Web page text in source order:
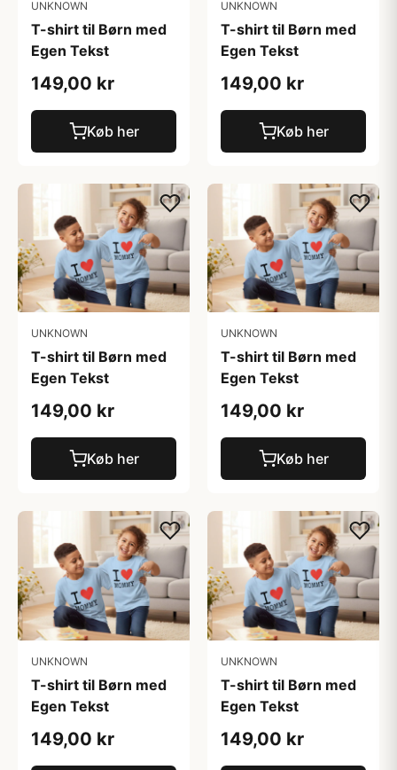
UNKNOWN
T-shirt til Børn med
Egen Tekst
149,00 kr
Køb her
UNKNOWN
T-shirt til Børn med
Egen Tekst
149,00 kr
Køb her
UNKNOWN
T-shirt til Børn med
Egen Tekst
149,00 kr
Køb her
UNKNOWN
T-shirt til Børn med
Egen Tekst
149,00 kr
Køb her
UNKNOWN
T-shirt til Børn med
Egen Tekst
149,00 kr
UNKNOWN
T-shirt til Børn med
Egen Tekst
149,00 kr